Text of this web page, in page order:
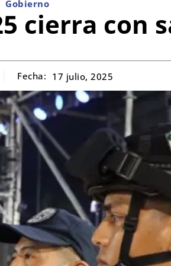
Gobierno
cierra con
Fecha: 17 julio, 2025